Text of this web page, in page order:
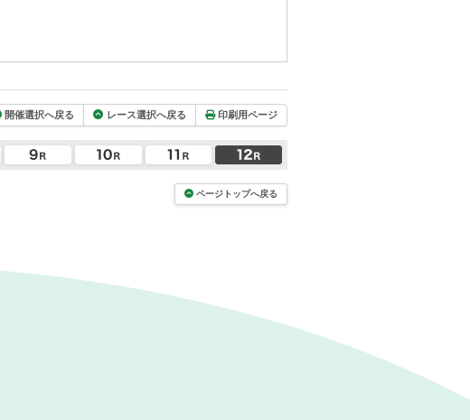
開催選択へ戻る レース選択へ戻る 印刷用ページ
ページトップへ戻る